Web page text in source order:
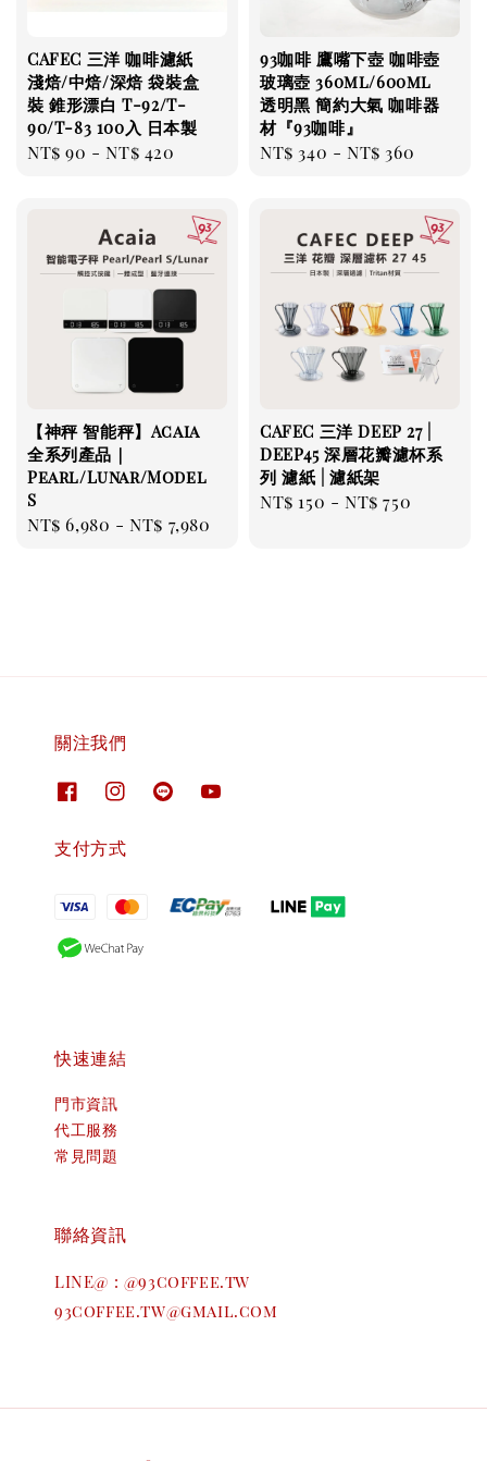
CAFEC 三洋 咖啡濾紙
淺焙/中焙/深焙 袋裝盒
裝 錐形漂白 T-92/T-
90/T-83 100入 日本製
Regular
NT$ 90 -NT$ 420
93咖啡 鷹嘴下壺 咖啡壺
玻璃壺 360ml/600ml
透明黑 簡約大氣 咖啡器
材『93咖啡』
Regular
NT$ 340 -NT$ 360
【神秤 智能秤】Acaia
全系列產品｜
Pearl/Lunar/Model
S
Regular
NT$ 6,980 -NT$ 7,980
CAFEC 三洋 DEEP 27 |
DEEP45 深層花瓣濾杯系
列 濾紙 | 濾紙架
Regular
NT$ 150 -NT$ 750
關注我們
支付方式
快速連結
門市資訊
代工服務
常見問題
聯絡資訊
LINE@ : @93coffee.tw
93coffee.tw@gmail.com